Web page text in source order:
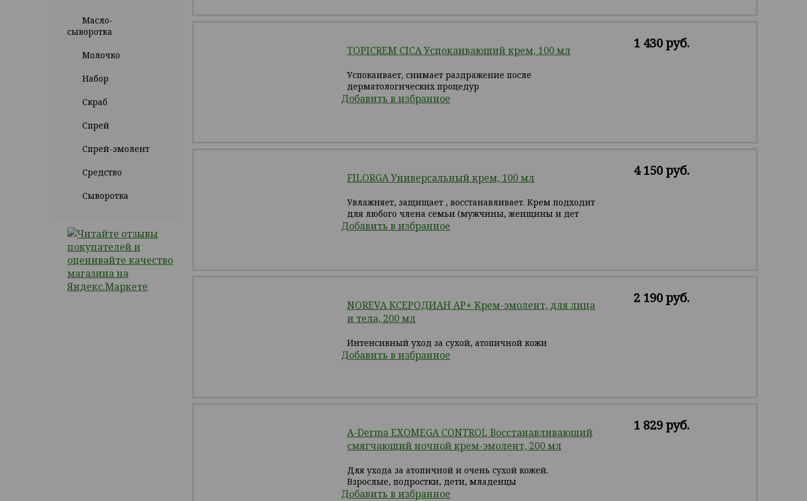
Масло-
сыворотка
Молочко
Набор
Скраб
Спрей
Спрей-эмолент
Средство
Сыворотка
TOPICREM CICA Успокаивающий крем, 100 мл
Успокаивает, снимает раздражение после
дерматологических процедур
Добавить в избранное
1 430 руб.
FILORGA Универсальный крем, 100 мл
Увлажняет, защищает , восстанавливает. Крем подходит
для любого члена семьи (мужчины, женщины и дет
Добавить в избранное
4 150 руб.
NOREVA КСЕРОДИАН АР+ Крем-эмолент, для лица
и тела, 200 мл
Интенсивный уход за сухой, атопичной кожи
Добавить в избранное
2 190 руб.
A-Derma EXOMEGA CONTROL Восстанавливающий
смягчающий ночной крем-эмолент, 200 мл
Для ухода за атопичной и очень сухой кожей.
Взрослые, подростки, дети, младенцы
Добавить в избранное
1 829 руб.